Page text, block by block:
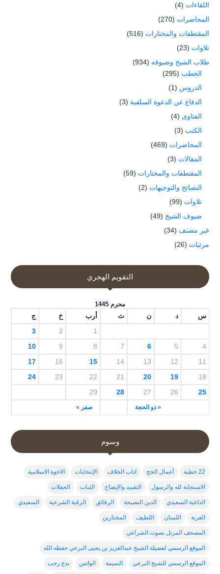
اللقاءات (4)
المحاضرات (270)
المقتطفات والمختارات (516)
تلاوات (23)
طلاب الشيخ وضيوفه (934)
الخطب (295)
الدروس (1)
الدفاع عن الدعوة السلفية (3)
الفتاوى (4)
الكتب (3)
المحاضرات (469)
المقالات (3)
المقتطفات والمختارات (59)
النصائح والتوجيهات (2)
تلاوات (99)
ضيوف الشيخ (49)
غير مصنف (34)
مرئيات (26)
التقويم الهجري
محرم 1445
س د ن ث أرب خ ج
« ذو الحجة صفر »
1
2
3
4
5
6
7
8
9
10
11
12
13
14
15
16
17
18
19
20
21
22
23
24
25
26
27
28
29
وسوم
22 خطبة أعمال الحج اداب الخلاف الإنتخابات الاخوة الاسلامية
الاستجابة لله والرسول التقييد والإيضاح الثبات الحفلات
الداعية السعيدي الدين النصيحة الرقائق الرقية الشرعية السعيدي
الغربة اللسان اللطيف المحتارين
المصحف المرتل بصوت الشراعي
الموقع الرسمي لفضيلة الشيخ عبدالعزيز بن يحيى البرعي حفظه الله
الموقع الرسمي للشيخ البرعي النميمة الواتس بدع رجب